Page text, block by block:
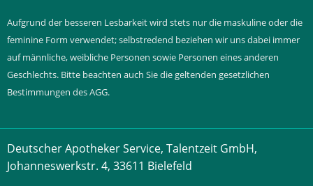
Aufgrund der besseren Lesbarkeit wird stets nur die maskuline oder die
feminine Form verwendet; selbstredend beziehen wir uns dabei immer
auf männliche, weibliche Personen sowie Personen eines anderen
Geschlechts. Bitte beachten auch Sie die geltenden gesetzlichen
Bestimmungen des AGG.
Deutscher Apotheker Service, Talentzeit GmbH,
Johanneswerkstr. 4, 33611 Bielefeld